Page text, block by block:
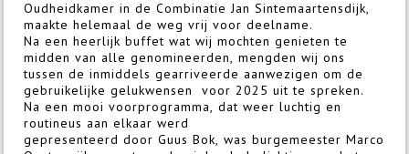
Oudheidkamer in de Combinatie Jan Sintemaartensdijk,
maakte helemaal de weg vrij voor deelname.
Na een heerlijk buffet wat wij mochten genieten te
midden van alle genomineerden, mengden wij ons
tussen de inmiddels gearriveerde aanwezigen om de
gebruikelijke gelukwensen voor 2025 uit te spreken.
Na een mooi voorprogramma, dat weer luchtig en
routineus aan elkaar werd
gepresenteerd door Guus Bok, was burgemeester Marco